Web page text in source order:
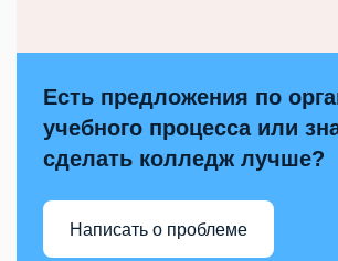
Есть предложения по
учебного процесса или
сделать колледж лучше?
Написать о проблеме